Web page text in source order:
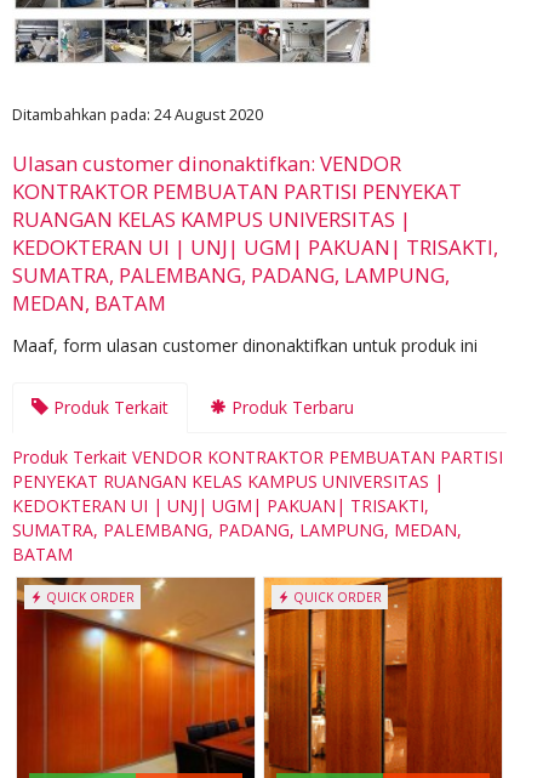
Ditambahkan pada: 24 August 2020
Ulasan customer dinonaktifkan: VENDOR
KONTRAKTOR PEMBUATAN PARTISI PENYEKAT
RUANGAN KELAS KAMPUS UNIVERSITAS |
KEDOKTERAN UI | UNJ| UGM| PAKUAN| TRISAKTI,
SUMATRA, PALEMBANG, PADANG, LAMPUNG,
MEDAN, BATAM
Maaf, form ulasan customer dinonaktifkan untuk produk ini
Produk Terkait Produk Terbaru
Produk Terkait VENDOR KONTRAKTOR PEMBUATAN PARTISI
PENYEKAT RUANGAN KELAS KAMPUS UNIVERSITAS |
KEDOKTERAN UI | UNJ| UGM| PAKUAN| TRISAKTI,
SUMATRA, PALEMBANG, PADANG, LAMPUNG, MEDAN,
BATAM
QUICK ORDER QUICK ORDER